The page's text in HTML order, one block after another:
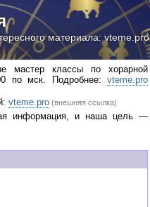
материала: vteme.pro
мастер классы по хорарной
по мск. Подробнее: vteme.pro
vteme.pro (внешняя ссылка)
информация, и наша цель —